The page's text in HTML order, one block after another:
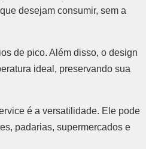
desejam consumir, sem a
de pico. Além disso, o design
ideal, preservando sua
é a versatilidade. Ele pode
padarias, supermercados e